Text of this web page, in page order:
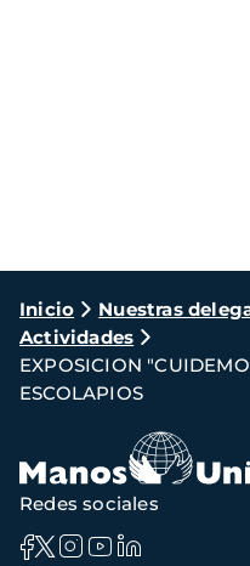
Ruta
de
navegación
Inicio Nuestras
Actividades
EXPOSICION
ESCOLAPIOS
Redes sociales